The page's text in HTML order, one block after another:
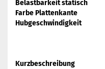
Belastbarkeit statisch
Farbe Plattenkante
Hubgeschwindigkeit
Kurzbeschreibung